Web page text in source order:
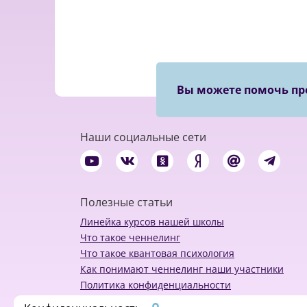
Вы можете помочь
Наши социальные сети
Полезные статьи
Линейка курсов нашей школы
Что такое ченнелинг
Что такое квантовая психология
Как понимают ченнелинг наши участники
Политика конфиденциальности